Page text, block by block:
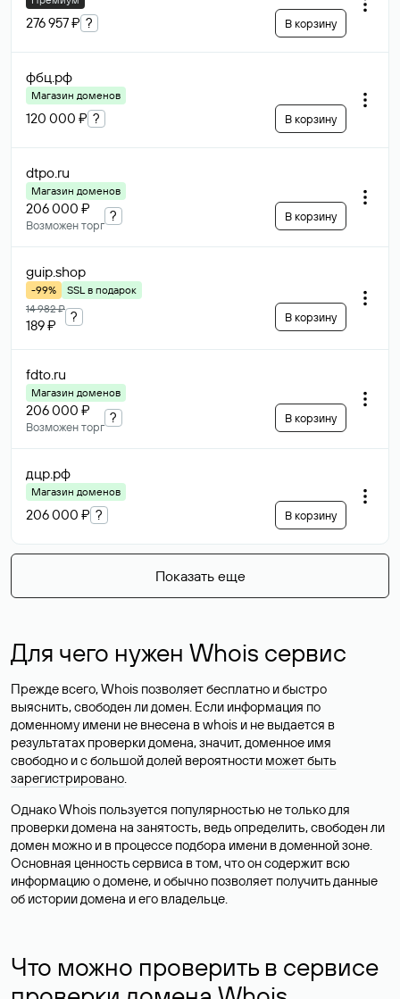
276 957 ₽ ? В корзину
фбц.рф
Магазин доменов
120 000 ₽ ? В корзину
dtpo.ru
Магазин доменов
206 000 ₽
Возможен торг
? В корзину
guip.shop
-99%
SSL в подарок
14 982 ₽
189 ₽
? В корзину
fdto.ru
Магазин доменов
206 000 ₽
Возможен торг
? В корзину
дцр.рф
Магазин доменов
206 000 ₽ ? В корзину
Показать еще
Для чего нужен Whois сервис
Прежде всего, Whois позволяет бесплатно и быстро
выяснить, свободен ли домен. Если информация по
доменному имени не внесена в whois и не выдается в
результатах проверки домена, значит, доменное имя
свободно и с большой долей вероятности может быть
зарегистрировано.
Однако Whois пользуется популярностью не только для
проверки домена на занятость, ведь определить, свободен ли
домен можно и в процессе подбора имени в доменной зоне.
Основная ценность сервиса в том, что он содержит всю
информацию о домене, и обычно позволяет получить данные
об истории домена и его владельце.
Что можно проверить в сервисе